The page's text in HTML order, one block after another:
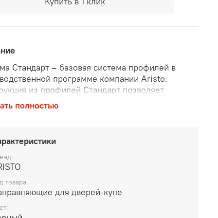
Стандарт – базовая система профилей в
программе компании Aristo.
из профилей Стандарт позволяет
высокие нагрузки и изготавливать двери
размеров (шириной
полностью
товара
для дверей-купе